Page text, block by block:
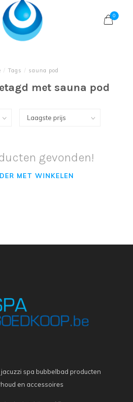
0
/ Tags / sauna pod
met sauna pod
gevonden!
MET WINKELEN
spa bubbelbad producten
en accessoires